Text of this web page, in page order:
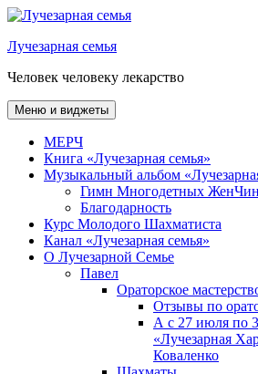
Перейти
содержимому
Лучезарная семья
Человек человеку лекарство
Меню и виджеты
МЕРЧ
Книга «Лучезарная семья»
Музыкальный альбом
Гимн Многодетных ЖенЧин
Благодарность
Курс Молодого Шахматиста
Канал «Лучезарная семья»
О Лучезарной Семье
Павел
Ораторское
Отзывы по
А с 27 июля по
«Лучезарная
Коваленко